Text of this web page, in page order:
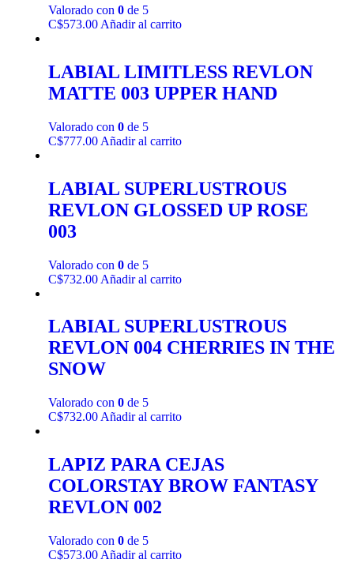
Valorado con 0de 5
C$573.00 Añadir al carrito
LABIAL LIMITLESS REVLON
MATTE 003 UPPER HAND
Valorado con 0de 5
C$777.00 Añadir al carrito
LABIAL SUPERLUSTROUS
REVLON GLOSSED UP ROSE
003
Valorado con 0de 5
C$732.00 Añadir al carrito
LABIAL SUPERLUSTROUS
REVLON 004 CHERRIES IN THE
SNOW
Valorado con 0de 5
C$732.00 Añadir al carrito
LAPIZ PARA CEJAS
COLORSTAY BROW FANTASY
REVLON 002
Valorado con 0de 5
C$573.00 Añadir al carrito